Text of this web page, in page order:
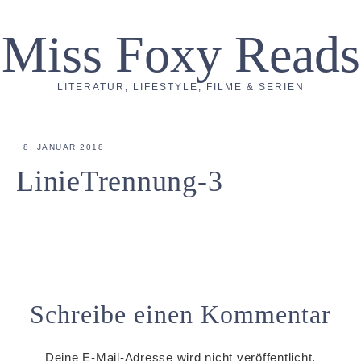
Miss Foxy Reads
LITERATUR, LIFESTYLE, FILME & SERIEN
· 8. JANUAR 2018
LinieTrennung-3
Schreibe einen Kommentar
Deine E-Mail-Adresse wird nicht veröffentlicht.